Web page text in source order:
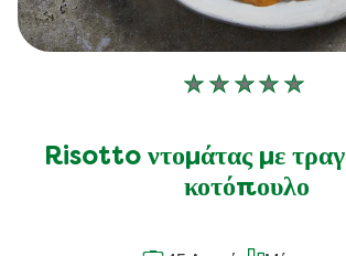
Δεν
για
Risotto ντομάτας με
κοτόπουλο